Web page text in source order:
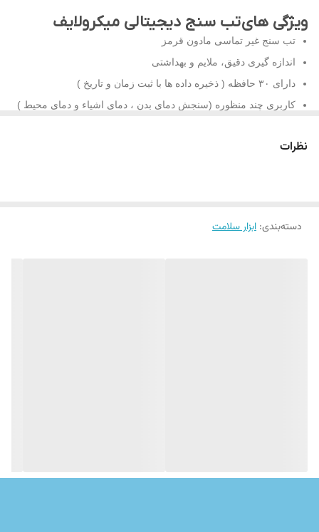
گیری دمای اشیاء هم استفاده کرد
طور خودکار دما را اندازه گیری می کند. اندازه گیری بسیار سریع است و
فقط ۳ ثانیه طول می کشد. نشانگر راهنما که در پشت دستگاه قرار دارد
نشان می دهد که دماسنج در فاصله مناسب برای اندازه گیری قرار دارد.
ویژگی هایتب سنج دیجیتالی میکرولایف
تب سنج غیر تماسی مادون قرمز
اندازه گیری دقیق، ملایم و بهداشتی
دارای ۳۰ حافظه ( ذخیره داده ها با ثبت زمان و تاریخ )
کاربری چند منظوره (سنجش دمای بدن ، دمای اشیاء و دمای محیط )
هشدار نوری در صورت تشخیص تب ( فناوری Silent Glow )
نظرات
دسته‌بندی: ابزار سلامت